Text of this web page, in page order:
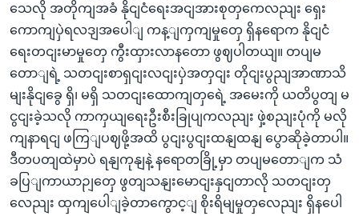
သေလို အတိုကျအခံ နိုငျငံရေးအငျအားစုတှကေလညျး ရှေး
ကောကျပှဲရလဒျအပေါျ ကန့ျကှကျမှုတှေ ရှိနရောက နိုငျငံ
ရေးတငျးမာမှုတှေ ကွီးထှားလာနတော ဖွဈပါတယျ။ တပျမ
တောျရဲ့ သတငျးစာရှငျးလငျးပှဲအတှငျး တိုငျးပွညျအာဏာသိ
မျးနိုငျခွေ ရှိ၊ မရှိ သတငျးထောကျတှရေဲ့ အမေးကို ယတိပွတျ မ
ငွငျးခဲ့သလို ကာကှယျရေးဦးစီးခြုပျကလညျး ဖှဲ့စညျးပုံကို မလို
ကျနာရငျ ဖကြျပဈဖို့အထိ ပွငျးပွငျးထနျထနျ ပွောဆိုခဲ့တာပါ။
ဒီတပတျထဲမှာပဲ ရနျကုနျနဲ့ နရောတခြို့မှာ တပျမတောျက သံ
ခပြျကာယာဉျတှေ ဖွတျသနျးမောငျးနှငျတာလို သတငျးတှ
လေညျး ထှကျပေါျခဲ့တာကွောင့ျ စိုးရိမျမှုတှလေညျး ရှိနပေါ